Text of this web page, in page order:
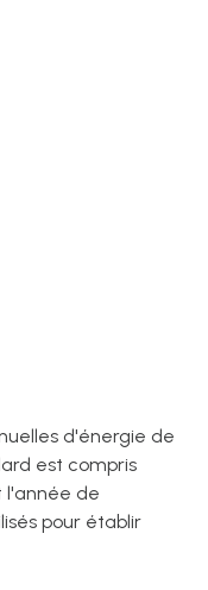
d'énergie de
est compris
l'année de
pour établir